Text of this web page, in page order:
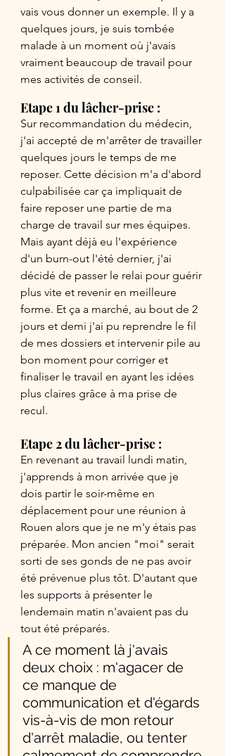
vais vous donner un exemple. Il y a
quelques jours, je suis tombée
malade à un moment où j'avais
vraiment beaucoup de travail pour
mes activités de conseil.
Etape 1 du lâcher-prise :
Sur recommandation du médecin,
j'ai accepté de m'arrêter de travailler
quelques jours le temps de me
reposer. Cette décision m'a d'abord
culpabilisée car ça impliquait de
faire reposer une partie de ma
charge de travail sur mes équipes.
Mais ayant déjà eu l'expérience
d'un burn-out l'été dernier, j'ai
décidé de passer le relai pour guérir
plus vite et revenir en meilleure
forme. Et ça a marché, au bout de 2
jours et demi j'ai pu reprendre le fil
de mes dossiers et intervenir pile au
bon moment pour corriger et
finaliser le travail en ayant les idées
plus claires grâce à ma prise de
recul.
Etape 2 du lâcher-prise :
En revenant au travail lundi matin,
j'apprends à mon arrivée que je
dois partir le soir-même en
déplacement pour une réunion à
Rouen alors que je ne m'y étais pas
préparée. Mon ancien "moi" serait
sorti de ses gonds de ne pas avoir
été prévenue plus tôt. D'autant que
les supports à présenter le
lendemain matin n'avaient pas du
tout été préparés.
A ce moment là j'avais
deux choix : m'agacer de
ce manque de
communication et d'égards
vis-à-vis de mon retour
d'arrêt maladie, ou tenter